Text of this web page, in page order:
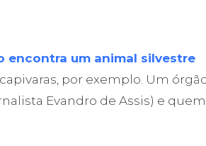
encontra um animal silvestre
por exemplo. Um
Evandro de Assis) e quem